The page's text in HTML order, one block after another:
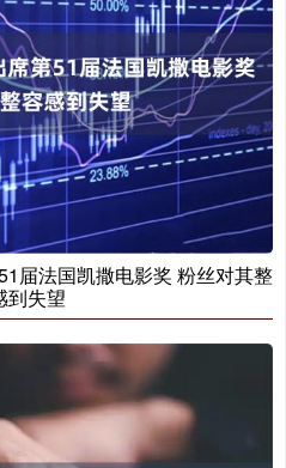
届法国凯撒电影奖 粉丝对其整
到失望